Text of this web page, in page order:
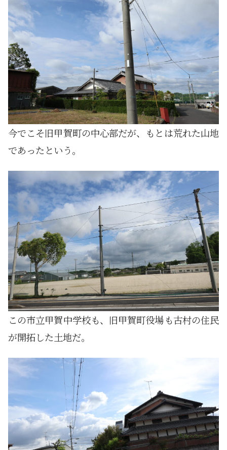
今でこそ旧甲賀町の中心部だが、もとは荒れた山地
であったという。
この市立甲賀中学校も、旧甲賀町役場も古村の住民
が開拓した土地だ。